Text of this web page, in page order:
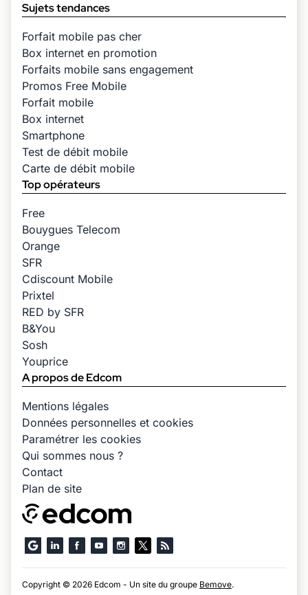
Sujets tendances
Forfait mobile pas cher
Box internet en promotion
Forfaits mobile sans engagement
Promos Free Mobile
Forfait mobile
Box internet
Smartphone
Test de débit mobile
Carte de débit mobile
Top opérateurs
Free
Bouygues Telecom
Orange
SFR
Cdiscount Mobile
Prixtel
RED by SFR
B&You
Sosh
Youprice
A propos de Edcom
Mentions légales
Données personnelles et cookies
Paramétrer les cookies
Qui sommes nous ?
Contact
Plan de site
Copyright © 2026 Edcom - Un site du groupe Bemove.